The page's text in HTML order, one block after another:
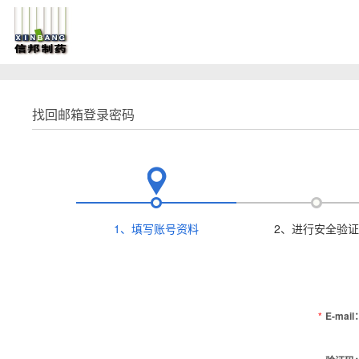
找回邮箱登录密码
1、填写账号资料 2、进行安全验证
* E-mail